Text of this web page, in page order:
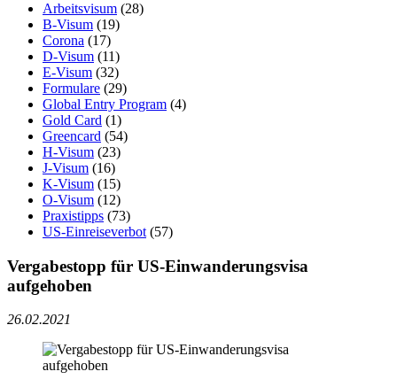
Arbeitsvisum (28)
B-Visum (19)
Corona (17)
D-Visum (11)
E-Visum (32)
Formulare (29)
Global Entry Program (4)
Gold Card (1)
Greencard (54)
H-Visum (23)
J-Visum (16)
K-Visum (15)
O-Visum (12)
Praxistipps (73)
US-Einreiseverbot (57)
Vergabestopp für US-Einwanderungsvisa
aufgehoben
26.02.2021